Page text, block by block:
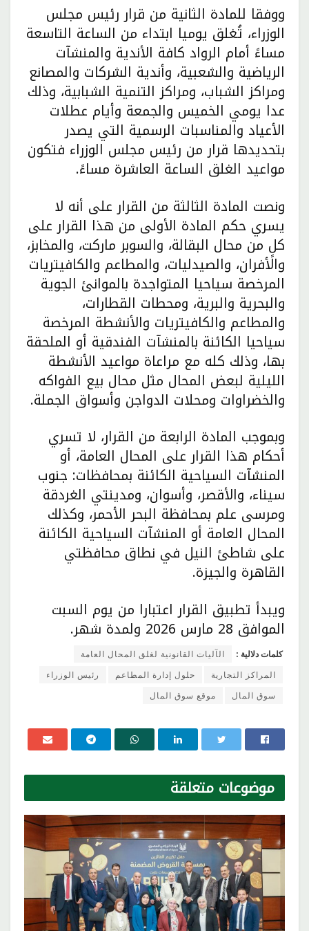
ووفقا للمادة الثانية من قرار رئيس مجلس
الوزراء، تُغلق يوميا ابتداء من الساعة التاسعة
مساءً أمام الرواد كافة الأندية والمنشآت
الرياضية والشعبية، وأندية الشركات والمصانع
ومراكز الشباب، ومراكز التنمية الشبابية، وذلك
عدا يومي الخميس والجمعة وأيام عطلات
الأعياد والمناسبات الرسمية التي يصدر
بتحديدها قرار من رئيس مجلس الوزراء فتكون
مواعيد الغلق الساعة العاشرة مساءً.
ونصت المادة الثالثة من القرار على أنه لا
يسري حكم المادة الأولى من هذا القرار على
كلٍ من محال البقالة، والسوبر ماركت، والمخابز،
والأفران، والصيدليات، والمطاعم والكافيتريات
المرخصة سياحيا المتواجدة بالموانئ الجوية
والبحرية والبرية، ومحطات القطارات،
والمطاعم والكافيتريات والأنشطة المرخصة
سياحيا الكائنة بالمنشآت الفندقية أو الملحقة
بها، وذلك كله مع مراعاة مواعيد الأنشطة
الليلية لبعض المحال مثل محال بيع الفواكه
والخضراوات ومحلات الدواجن وأسواق الجملة.
وبموجب المادة الرابعة من القرار، لا تسري
أحكام هذا القرار على المحال العامة، أو
المنشآت السياحية الكائنة بمحافظات: جنوب
سيناء، والأقصر، وأسوان، ومدينتي الغردقة
ومرسى علم بمحافظة البحر الأحمر، وكذلك
المحال العامة أو المنشآت السياحية الكائنة
على شاطئ النيل في نطاق محافظتي
القاهرة والجيزة.
ويبدأ تطبيق القرار اعتبارا من يوم السبت
الموافق 28 مارس 2026 ولمدة شهر.
كلمات دلالية :
الآليات القانونية لغلق المحال العامة
المراكز التجارية
حلول إدارة المطاعم
رئيس الوزراء
سوق المال
موقع سوق المال
موضوعات متعلقة